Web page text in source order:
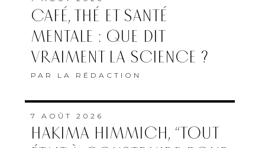
CAFÉ, THÉ ET SANTÉ
MENTALE : QUE DIT
VRAIMENT LA SCIENCE ?
PAR LA RÉDACTION
7 AOÛT 2026
HAKIMA HIMMICH, “TOUT